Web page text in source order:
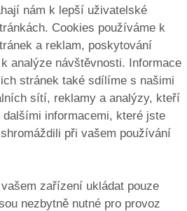
nám k lepší uživatelské
Cookies používáme k
a reklam, poskytování
analýze návštěvnosti. Informace
stránek také sdílíme s našimi
sítí, reklamy a analýzy, kteří
dalšími informacemi, které jste
při vašem používání
zařízení ukládat pouze
nezbytně nutné pro provoz